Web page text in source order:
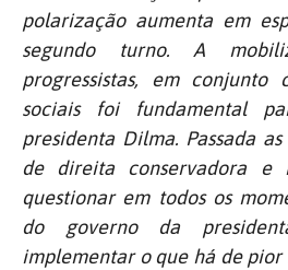
polarização aumenta em
segundo turno. A
progressistas, em conjunto
sociais foi fundamental
presidenta Dilma. Passada
de direita conservadora e
questionar em todos os
do governo da
implementar o que há de